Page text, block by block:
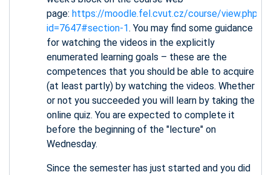
page: https://moodle.fel.cvut.cz/course/view.php?
id=7647#section-1. You may find some guidance
for watching the videos in the explicitly
enumerated learning goals – these are the
competences that you should be able to acquire
(at least partly) by watching the videos. Whether
or not you succeeded you will learn by taking the
online quiz. You are expected to complete it
before the beginning of the "lecture" on
Wednesday.
Since the semester has just started and you did